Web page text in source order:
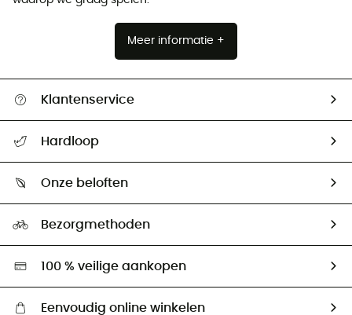
Meer informatie +
Klantenservice
Mijn zending volgen
Retourzendingen & Terugbetalingen
Hardloop
Ambassadeurs
Onze beloften
Hardgreen
Bezorgmethoden
100 % veilige aankopen
Eenvoudig online winkelen